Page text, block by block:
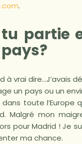
.
partie
à vrai dire…J’avais
un pays ou un
toute
Malgré mon
pour Madrid ! Je
ma chance.